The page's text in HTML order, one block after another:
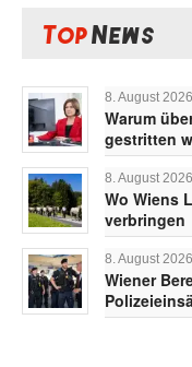
Top News
8. August 2026
Warum
gestritten
8. August 2026
Wo Wiens
verbringen
8. August 2026
Wiener